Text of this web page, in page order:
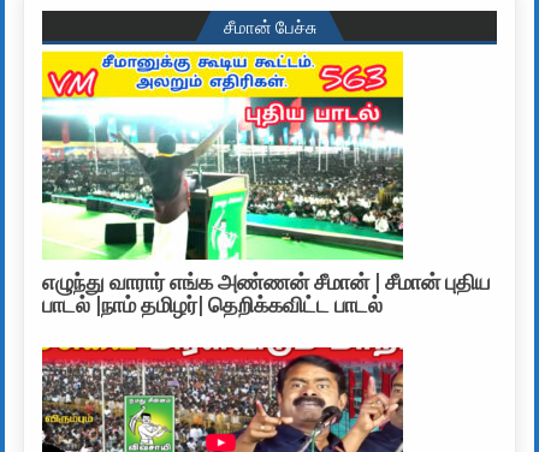
சீமான் பேச்சு
எழுந்து வாரார் எங்க அண்ணன் சீமான் | சீமான் புதிய
பாடல் |நாம் தமிழர்| தெறிக்கவிட்ட பாடல்